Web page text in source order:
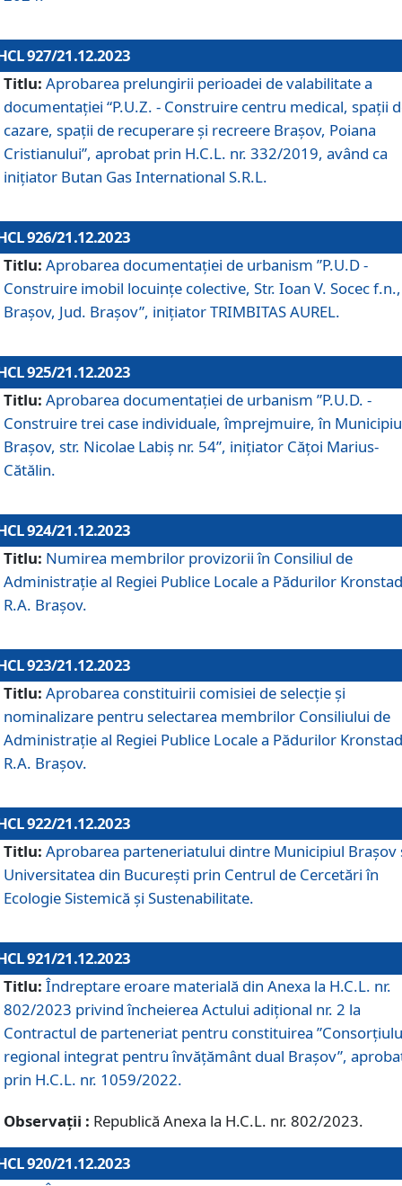
927/21.12.2023
Titlu: Aprobarea prelungirii perioadei de valabilitate a
documentaţiei “P.U.Z. - Construire centru medical, spații
cazare, spații de recuperare și recreere Brașov, Poiana
Cristianului”, aprobat prin H.C.L. nr. 332/2019, având ca
inițiator Butan Gas International S.R.L.
926/21.12.2023
Titlu: Aprobarea documentaţiei de urbanism ”P.U.D -
Construire imobil locuințe colective, Str. Ioan V. Socec f.n.,
Brașov, Jud. Brașov”, inițiator TRIMBITAS AUREL.
925/21.12.2023
Titlu: Aprobarea documentaţiei de urbanism ”P.U.D. -
Construire trei case individuale, împrejmuire, în
Brașov, str. Nicolae Labiș nr. 54”, inițiator Cățoi Marius-
Cătălin.
924/21.12.2023
Titlu: Numirea membrilor provizorii în Consiliul de
Administraţie al Regiei Publice Locale a Pădurilor
R.A. Brașov.
923/21.12.2023
Titlu: Aprobarea constituirii comisiei de selecție și
nominalizare pentru selectarea membrilor Consiliului de
Administrație al Regiei Publice Locale a Pădurilor
R.A. Brașov.
922/21.12.2023
Titlu: Aprobarea parteneriatului dintre Municipiul Brașov
Universitatea din București prin Centrul de Cercetări în
Ecologie Sistemică și Sustenabilitate.
921/21.12.2023
Titlu: Îndreptare eroare materială din Anexa la H.C.L. nr.
802/2023 privind încheierea Actului adițional nr. 2 la
Contractul de parteneriat pentru constituirea
regional integrat pentru învățământ dual Brașov”,
prin H.C.L. nr. 1059/2022.
Observații : Republică Anexa la H.C.L. nr. 802/2023.
920/21.12.2023